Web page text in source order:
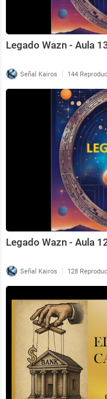
Legado Wazn - Aula
Señal Kairos | 144
Legado Wazn - Aula
Señal Kairos | 128